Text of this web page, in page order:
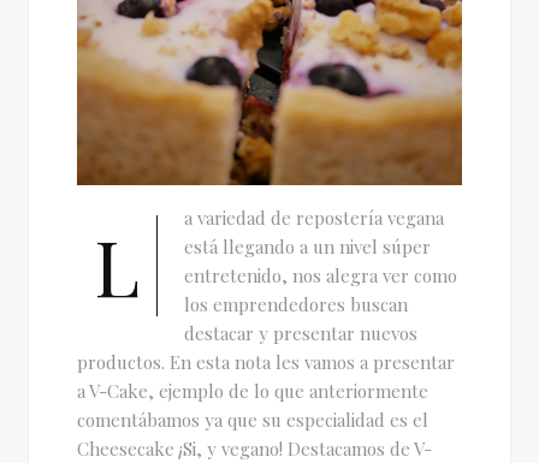
L
a variedad de repostería vegana
está llegando a un nivel súper
entretenido, nos alegra ver como
los emprendedores buscan
destacar y presentar nuevos
productos. En esta nota les vamos a presentar
a V-Cake, ejemplo de lo que anteriormente
comentábamos ya que su especialidad es el
Cheesecake ¡Si, y vegano! Destacamos de V-